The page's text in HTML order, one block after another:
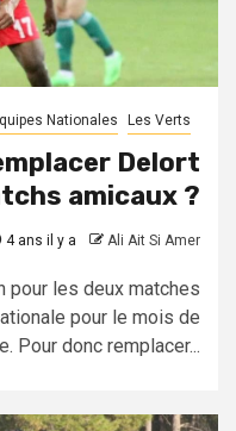
Nationales Les Verts
Delort
amicaux ?
4 ans il y a Ali Ait Si Amer
pour les deux matches
pour le mois de
Pour donc remplacer...